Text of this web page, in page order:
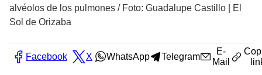
alvéolos de los pulmones / Foto: Guadalupe Castillo | El
Sol de Orizaba
Facebook X WhatsApp Telegram
E-
Mail